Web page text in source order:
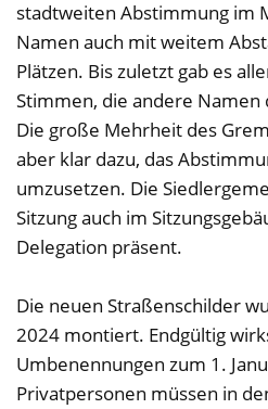
stadtweiten Abstimmung im
Namen auch mit weitem
Plätzen. Bis zuletzt gab es
Stimmen, die andere
Die große Mehrheit des
aber klar dazu, das
umzusetzen. Die
Sitzung auch im
Delegation präsent.
Die neuen Straßenschilder
2024 montiert. Endgültig
Umbenennungen zum 1.
Privatpersonen müssen in